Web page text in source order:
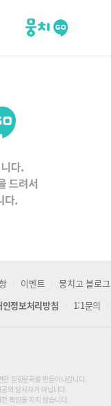
뭉치고
이벤트 뭉치고 블로그
인정보처리방침 1:1문의
힐링문화를 만들어나갑니다.
의 당사자가 아닙니다.
책임을 지지 않습니다.